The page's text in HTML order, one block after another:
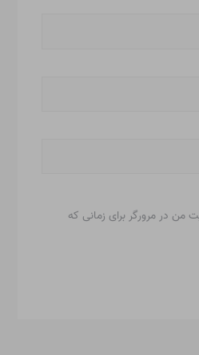
من در مرورگر برای زمانی که